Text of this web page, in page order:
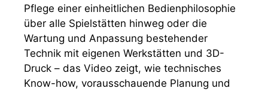
Pflege einer einheitlichen Bedienphilosophie
über alle Spielstätten hinweg oder die
Wartung und Anpassung bestehender
Technik mit eigenen Werkstätten und 3D-
Druck – das Video zeigt, wie technisches
Know-how, vorausschauende Planung und